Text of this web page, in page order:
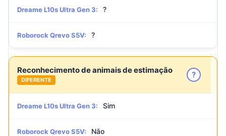
Dreame L10s Ultra Gen 3: ?
Roborock Qrevo S5V: ?
Reconhecimento de animais de estimação
DIFERENTE
?
Dreame L10s Ultra Gen 3: Sim
Roborock Qrevo S5V: Não